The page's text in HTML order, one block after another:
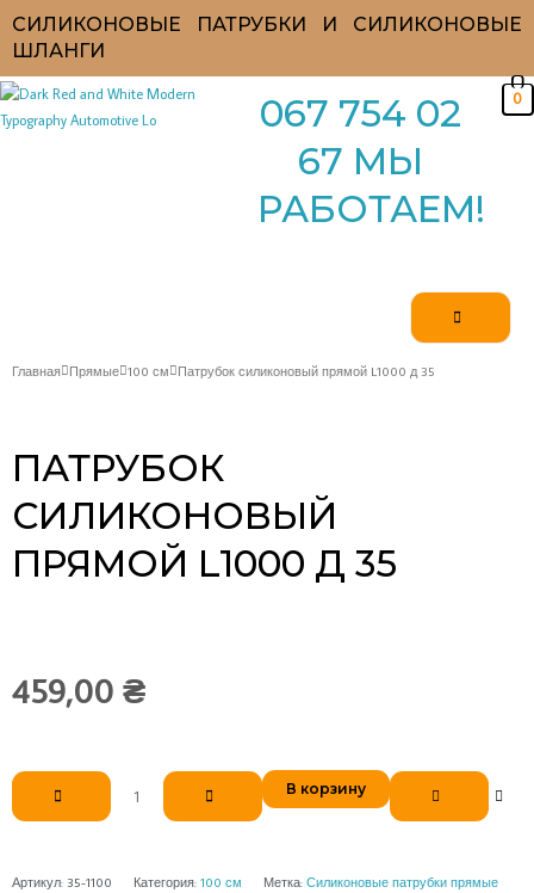
СИЛИКОНОВЫЕ ПАТРУБКИ И СИЛИКОНОВЫЕ
ШЛАНГИ
067 754 02
67 МЫ
РАБОТАЕМ!
0
Главная Прямые 100 см Патрубок силиконовый прямой L1000 д 35
ПАТРУБОК
СИЛИКОНОВЫЙ
ПРЯМОЙ L1000 Д 35
459,00 ₴
Количество
товара
Патрубок
прямой
В корзину
Артикул: 35-1100 Категория: 100 см Метка: Силиконовые патрубки прямые